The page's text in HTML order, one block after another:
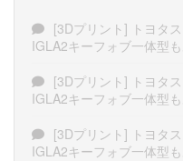
[3Dプリント] トヨタ
IGLA2キーフォブ一体型も
[3Dプリント] トヨタ
IGLA2キーフォブ一体型も
[3Dプリント] トヨタ
IGLA2キーフォブ一体型も